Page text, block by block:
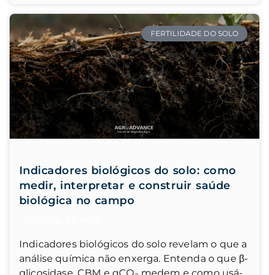
FERTILIDADE DO SOLO
Indicadores biológicos do solo: como
medir, interpretar e construir saúde
biológica no campo
Indicadores biológicos do solo revelam o que a
análise química não enxerga. Entenda o que β-
glicosidase, CBM e qCO₂ medem e como usá-